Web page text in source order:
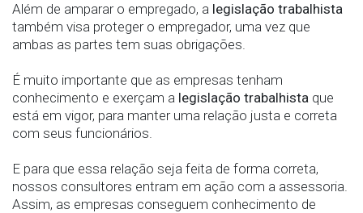
Além de amparar o empregado, a legislação trabalhista
também visa proteger o empregador, uma vez que
ambas as partes tem suas obrigações.
É muito importante que as empresas tenham
conhecimento e exerçam a legislação trabalhista que
está em vigor, para manter uma relação justa e correta
com seus funcionários.
E para que essa relação seja feita de forma correta,
nossos consultores entram em ação com a assessoria.
Assim, as empresas conseguem conhecimento de